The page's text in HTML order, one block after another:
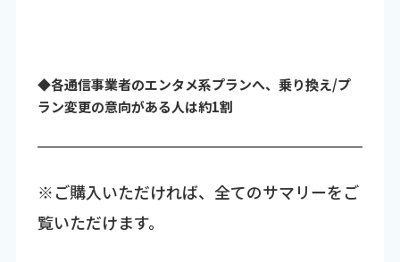
◆各通信事業者のエンタメ系プランへ、乗り換え/プ
ラン変更の意向がある人は約1割
※ご購入いただければ、全てのサマリーをご
覧いただけます。